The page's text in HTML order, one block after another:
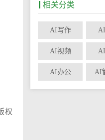
权
LessAI 降
相关分类
AI写作
AI视频
AI办公 AI